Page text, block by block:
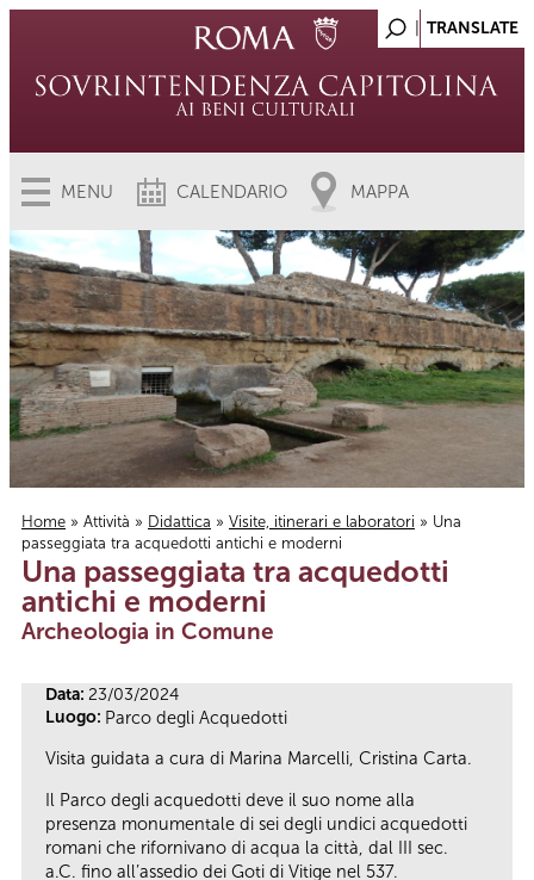
MENU CALENDARIO MAPPA
Tu sei qui
Home » Attività » Didattica » Visite, itinerari e laboratori » Una
passeggiata tra acquedotti antichi e moderni
Una passeggiata tra acquedotti
antichi e moderni
Archeologia in Comune
Data: 23/03/2024
Luogo: Parco degli Acquedotti
Visita guidata a cura di Marina Marcelli, Cristina Carta.
Il Parco degli acquedotti deve il suo nome alla
presenza monumentale di sei degli undici acquedotti
romani che rifornivano di acqua la città, dal III sec.
a.C. fino all’assedio dei Goti di Vitige nel 537.